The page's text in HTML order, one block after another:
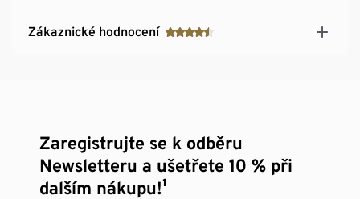
Zákaznické hodnocení
Zaregistrujte se k odběru
Newsletteru a ušetřete 10 % při
dalším nákupu!¹